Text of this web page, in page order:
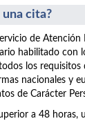
cita?
de Atención
habilitado con
los requisitos
nacionales y
de Carácter
a 48 horas,